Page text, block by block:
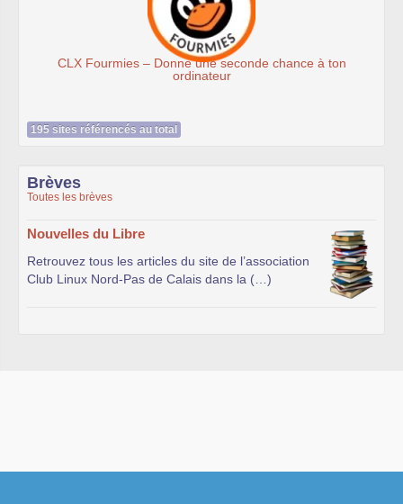
CLX Fourmies – Donne une seconde chance à ton
ordinateur
195 sites référencés au total
Brèves
Toutes les brèves
Nouvelles du Libre
Retrouvez tous les articles du site de l’association
Club Linux Nord-Pas de Calais dans la (…)